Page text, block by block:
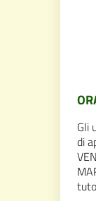
Gli
di